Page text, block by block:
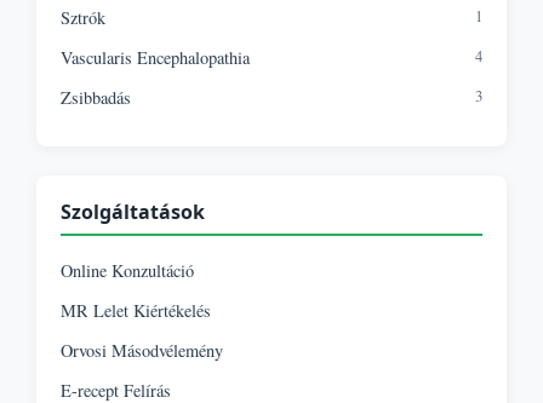
Sztrók 1
Vascularis Encephalopathia 4
Zsibbadás 3
Szolgáltatások
Online Konzultáció
MR Lelet Kiértékelés
Orvosi Másodvélemény
E-recept Felírás